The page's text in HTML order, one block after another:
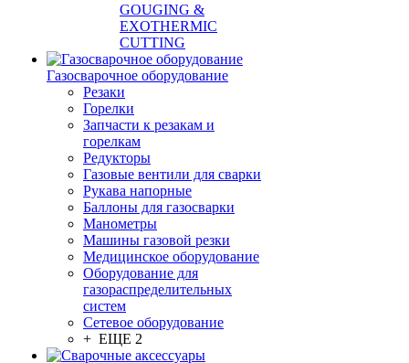
GOUGING &
EXOTHERMIC
CUTTING
Газосварочное оборудование
Резаки
Горелки
Запчасти к резакам и
горелкам
Редукторы
Газовые вентили для сварки
Рукава напорные
Баллоны для газосварки
Манометры
Машины газовой резки
Медицинское оборудование
Оборудование для
газораспределительных
систем
Сетевое оборудование
+ ЕЩЕ 2